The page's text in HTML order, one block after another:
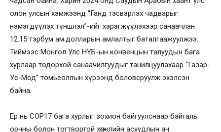
олон улсын хэмжээнд “Ганд тэсвэрлэх чадварыг
нэмэгдүүлэх түншлэл”-ийг хэрэгжүүлэхээр санаачлан
12.15 тэрбум ам.долларын амлалтыг баталгаажуулжээ.
Тиймээс Монгол Улс НҮБ-ын конвенцын талуудын бага
хурлаар тодорхой санаачилгуудыг танилцуулахаар “Газар-
Ус-Мод” томьёоллын хүрээнд боловсруулж эхэлсэн
байна.
Ер нь COP17 бага хурлыг зохион байгуулснаар байгаль
орчны болон тогтвортой хөгжлийн асуудлын ач